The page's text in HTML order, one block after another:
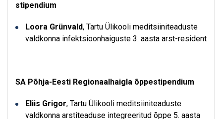
stipendium
Loora Grünvald, Tartu Ülikooli meditsiiniteaduste
valdkonna infektsioonhaiguste 3. aasta arst-resident
SA Põhja-Eesti Regionaalhaigla õppestipendium
Eliis Grigor, Tartu Ülikooli meditsiiniteaduste
valdkonna arstiteaduse integreeritud õppe 5. aasta